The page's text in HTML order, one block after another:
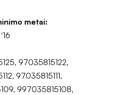
metai:
97035815122,
97035815111,
997035815108,